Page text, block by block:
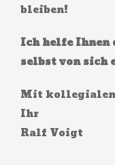
bleiben!
Ich helfe Ihnen
selbst von sich
Mit kollegialen
Ihr
Ralf Voigt